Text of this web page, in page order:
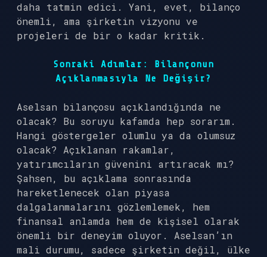
daha tatmin edici. Yani, evet, bilanço
önemli, ama şirketin vizyonu ve
projeleri de bir o kadar kritik.
Sonraki Adımlar: Bilançonun
Açıklanmasıyla Ne Değişir?
Aselsan bilançosu açıklandığında ne
olacak? Bu soruyu kafamda hep sorarım.
Hangi göstergeler olumlu ya da olumsuz
olacak? Açıklanan rakamlar,
yatırımcıların güvenini artıracak mı?
Şahsen, bu açıklama sonrasında
hareketlenecek olan piyasa
dalgalanmalarını gözlemlemek, hem
finansal anlamda hem de kişisel olarak
önemli bir deneyim oluyor. Aselsan’ın
mali durumu, sadece şirketin değil, ülke